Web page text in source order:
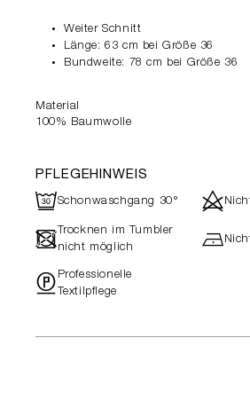
Weiter Schnitt
Länge: 63 cm bei Größe 36
Bundweite: 78 cm bei Größe 36
Material
100% Baumwolle
PFLEGEHINWEIS
RSchonwaschgang 30° d
- Trocknen im Tumbler
nicht möglich
h
"Professionelle
Textilpflege